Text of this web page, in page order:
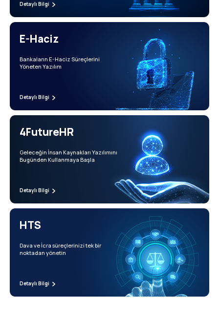
Detaylı Bilgi
E-Haciz
Bankaların E-Haciz Süreçlerini
Yöneten Yazılım
Detaylı Bilgi
4FutureHR
Geleceğin İnsan Kaynakları Yazılımını
Bugünden Kullanmaya Başla
Detaylı Bilgi
HTS
Dava ve İcra süreçlerinizi tek bir
noktadan yönetin
Detaylı Bilgi